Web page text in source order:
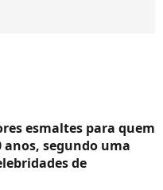
esmaltes para quem
anos, segundo uma
de